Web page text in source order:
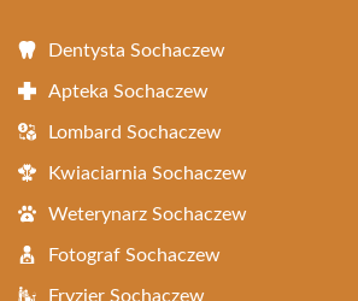
Dentysta Sochaczew
Apteka Sochaczew
Lombard Sochaczew
Kwiaciarnia Sochaczew
Weterynarz Sochaczew
Fotograf Sochaczew
Fryzjer Sochaczew